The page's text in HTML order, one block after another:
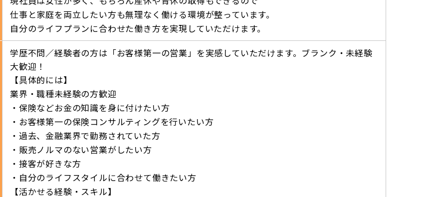
仕事と家庭を両立したい方も無理なく働ける環境が整っています。
自分のライフプランに合わせた働き方を実現していただけます。
学歴不問／経験者の方は「お客様第一の営業」を実感していただけます。ブランク・未経験
大歓迎！
【具体的には】
業界・職種未経験の方歓迎
・保険などお金の知識を身に付けたい方
・お客様第一の保険コンサルティングを行いたい方
・過去、金融業界で勤務されていた方
・販売ノルマのない営業がしたい方
・接客が好きな方
・自分のライフスタイルに合わせて働きたい方
【活かせる経験・スキル】